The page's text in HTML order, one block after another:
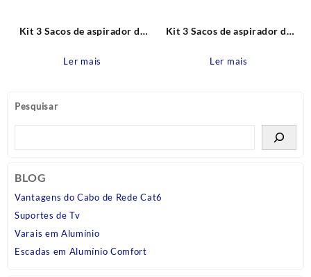
Pesquisar
BLOG
Vantagens do Cabo de Rede Cat6
Suportes de Tv
Varais em Alumínio
Escadas em Alumínio Comfort
Kit 3 Sacos de aspirador de
CSEHV Original Electrolux
Ler mais
Kit 3 Sacos de aspirador de
Original Electrolux
Ler mais